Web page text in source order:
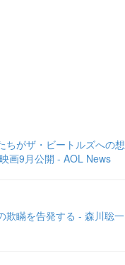
ちがザ・ビートルズへの想
画9月公開 - AOL News
欺瞞を告発する - 森川聡一